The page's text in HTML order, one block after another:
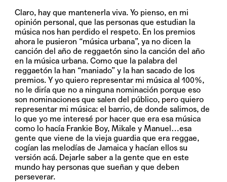
Claro, hay que mantenerla viva. Yo pienso, en mi
opinión personal, que las personas que estudian la
música nos han perdido el respeto. En los premios
ahora le pusieron “música urbana”, ya no dicen la
canción del año de reggaetón sino la canción del año
en la música urbana. Como que la palabra del
reggaetón la han “maniado” y la han sacado de los
premios. Y yo quiero representar mi música al 100%,
no le diría que no a ninguna nominación porque eso
son nominaciones que salen del público, pero quiero
representar mi música: el barrio, de donde salimos, de
lo que yo me interesé por hacer que era esa música
como lo hacía Frankie Boy, Mikale y Manuel…esa
gente que viene de la vieja guardia que era reggae,
cogían las melodías de Jamaica y hacían ellos su
versión acá. Dejarle saber a la gente que en este
mundo hay personas que sueñan y que deben
perseverar.